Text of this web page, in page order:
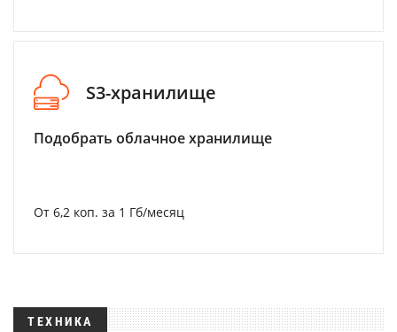
S3-хранилище
Подобрать облачное хранилище
От 6,2 коп. за 1 Гб/месяц
ТЕХНИКА